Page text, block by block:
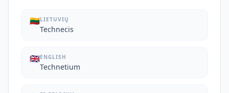
🇱🇹LIETUVIŲ
Technecis
🇬🇧ENGLISH
Technetium